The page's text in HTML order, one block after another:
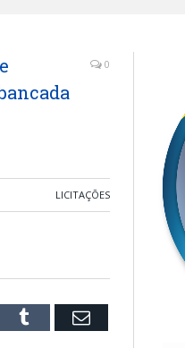
0
LICITAÇÕES
Tumblr Email